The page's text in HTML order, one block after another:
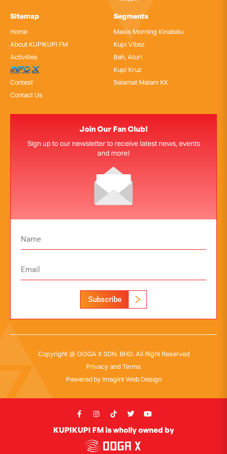
Sitemap
Home
About KUPIKUPI FM
Activities
InfoX
Contest
Contact Us
Segments
Maxis Morning Kinabalu
Kupi Vibez
Bah, Atur!
Kupi Kruz
Selamat Malam KK
Join Our Fan Club!
Sign up to our newsletter to receive latest news, events
and more!
Subscribe
Copyright @ OOGA X SDN. BHD. All Right Reserved
Privacy and Terms
Powered by Imagint Web Design
KUPIKUPI FM is wholly owned by